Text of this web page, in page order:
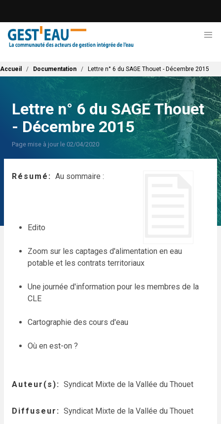
contenu
principal
Fil d'Ariane
Accueil Documentation Lettre n° 6 du SAGE Thouet - Décembre 2015
Lettre n° 6 du SAGE Thouet
- Décembre 2015
Page mise à jour le 02/04/2020
Résumé Au sommaire :
Edito
Zoom sur les captages d'alimentation en eau
potable et les contrats territoriaux
Une journée d'information pour les membres de la
CLE
Cartographie des cours d'eau
Où en est-on ?
Auteur(s) Syndicat Mixte de la Vallée du Thouet
Diffuseur Syndicat Mixte de la Vallée du Thouet